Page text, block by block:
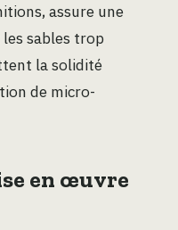
assure une
sables trop
la solidité
de micro-
en œuvre